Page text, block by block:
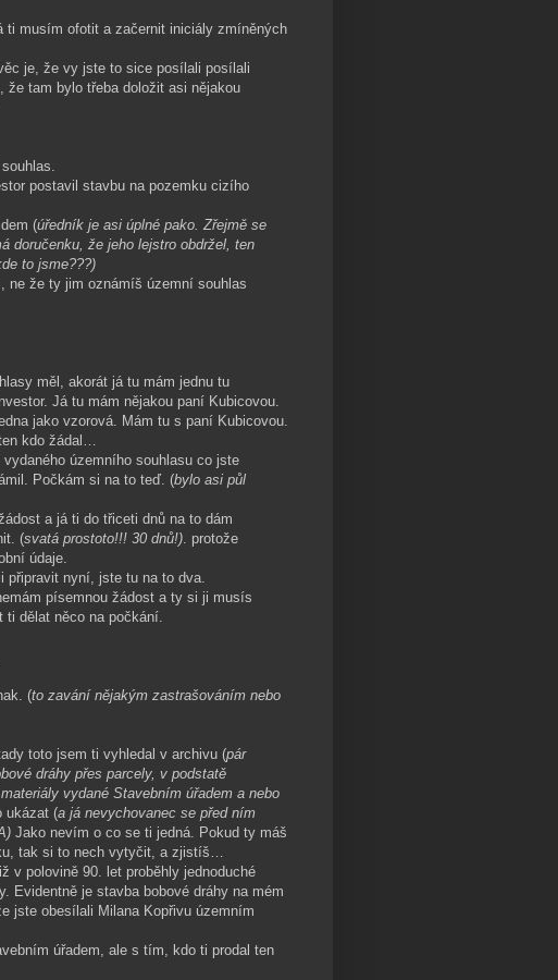
musím ofotit a začernit iniciály zmíněných
je, že vy jste to sice posílali posílali
že tam bylo třeba doložit asi nějakou
postavil stavbu na pozemku cizího
(úředník je asi úplné pako. Zřejmě se
doručenku, že jeho lejstro obdržel, ten
to jsme???)
ne že ty jim oznámíš územní souhlas
měl, akorát já tu mám jednu tu
Já tu mám nějakou paní Kubicovou.
jako vzorová. Mám tu s paní Kubicovou.
kdo žádal…
územního souhlasu co jste
Počkám si na to teď. (bylo asi půl
a já ti do třiceti dnů na to dám
(svatá prostoto!!! 30 dnů!). protože
údaje.
připravit nyní, jste tu na to dva.
písemnou žádost a ty si ji musís
ti dělat něco na počkání.
(to zavání nějakým zastrašováním nebo
toto jsem ti vyhledal v archivu (pár
dráhy přes parcely, v podstatě
vydané Stavebním úřadem a nebo
ukázat (a já nevychovanec se před ním
Jako nevím o co se ti jedná. Pokud ty máš
tak si to nech vytyčit, a zjistíš…
v polovině 90. let proběhly jednoduché
Evidentně je stavba bobové dráhy na mém
jste obesílali Milana Kopřivu územním
úřadem, ale s tím, kdo ti prodal ten